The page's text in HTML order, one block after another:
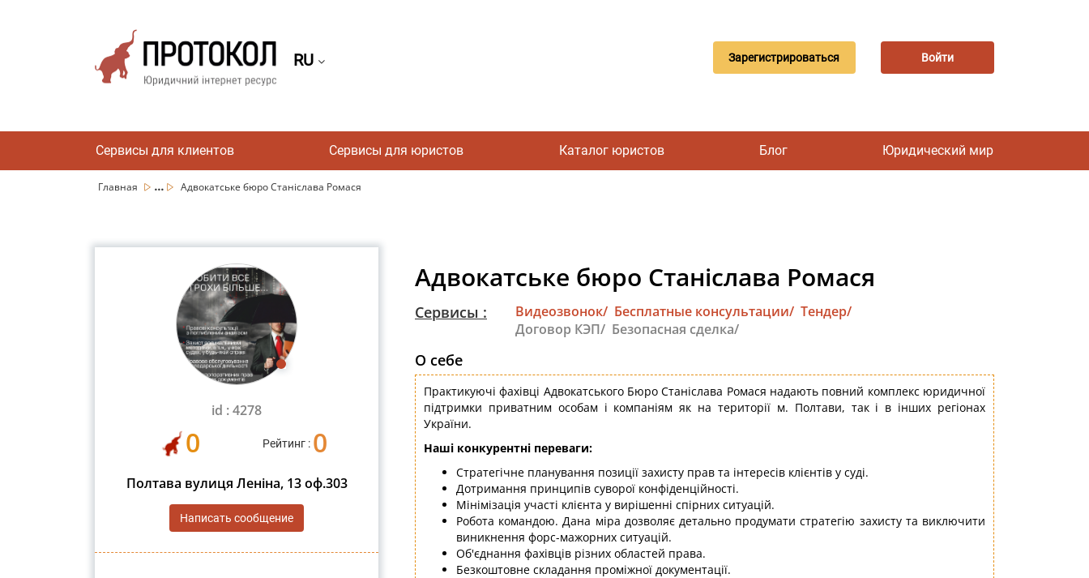
RU Зарегистрироваться Войти
Сервисы для клиентов Сервисы для юристов Каталог юристов Блог Юридический мир
Главная ... Адвокатське бюро Станіслава Ромася
id : 4278
0 Рейтинг : 0
Полтава вулиця Леніна, 13 оф.303
Написать сообщение
Адвокатське бюро Станіслава Ромася
Сервисы : Видеозвонок/ Бесплатные консультации/ Тендер/
Договор КЭП/ Безопасная сделка/
О себе
Практикуючі фахівці Адвокатського Бюро Станіслава Ромася надають повний комплекс юридичної
підтримки приватним особам і компаніям як на території м. Полтави, так і в інших регіонах
України.
Наші конкурентні переваги:
Стратегічне планування позиції захисту прав та інтересів клієнтів у суді.
Дотримання принципів суворої конфіденційності.
Мінімізація участі клієнта у вирішенні спірних ситуацій.
Робота командою. Дана міра дозволяє детально продумати стратегію захисту та виключити
виникнення форс-мажорних ситуацій.
Об'єднання фахівців різних областей права.
Безкоштовне складання проміжної документації.